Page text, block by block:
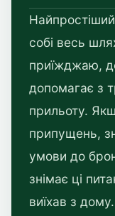
собі весь
приїжджаю,
допомагає з
прильоту.
припущень,
умови до
знімає ці
виїхав з дому.